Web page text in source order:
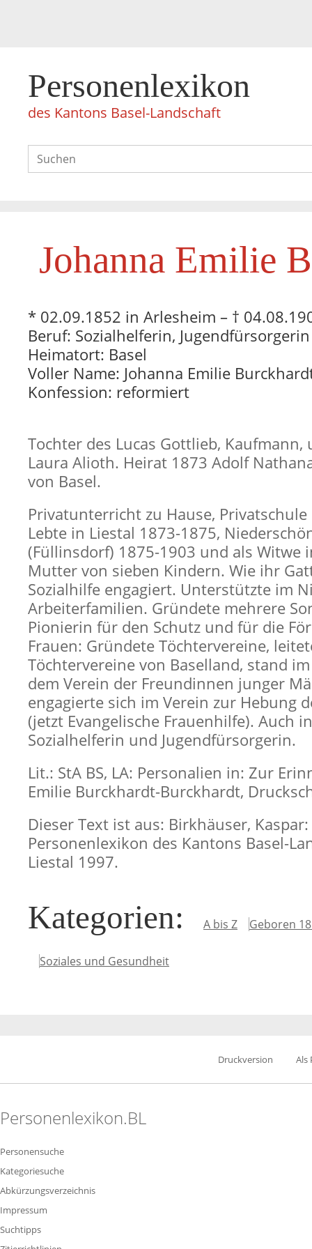
Personenlexikon
des Kantons Basel-Landschaft
Johanna Emilie
* 02.09.1852 in Arlesheim – †
Beruf: Sozialhelferin, Jugendfürsorgerin
Heimatort: Basel
Voller Name: Johanna Emilie
Konfession: reformiert
Tochter des Lucas Gottlieb, Kaufmann,
Laura Alioth. Heirat 1873 Adolf
von Basel.
Privatunterricht zu Hause, Privatschule
Lebte in Liestal 1873-1875,
(Füllinsdorf) 1875-1903 und als Witwe
Mutter von sieben Kindern. Wie ihr
Sozialhilfe engagiert. Unterstützte im
Arbeiterfamilien. Gründete mehrere
Pionierin für den Schutz und für die
Frauen: Gründete Töchtervereine,
Töchtervereine von Baselland, stand
dem Verein der Freundinnen junger
engagierte sich im Verein zur Hebung
(jetzt Evangelische Frauenhilfe). Auch
Sozialhelferin und Jugendfürsorgerin.
Lit.: StA BS, LA: Personalien in: Zur
Emilie Burckhardt-Burckhardt,
Dieser Text ist aus: Birkhäuser, Kaspar:
Personenlexikon des Kantons Basel-
Liestal 1997.
Kategorien: A bis Z Geboren
Soziales und Gesundheit
Druckversion Als
Personenlexikon.BL
Personensuche
Kategoriesuche
Abkürzungsverzeichnis
Impressum
Suchtipps